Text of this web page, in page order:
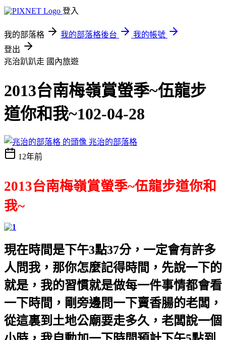
登入
我的部落格 我的部落格後台
我的帳號
登出
兆治趴趴走 國內旅遊
2013台南梅嶺賞螢季~伍龍步
道你和我~102-04-28
兆治的部落格
12年前
2013台南梅嶺賞螢季~伍龍步道你和
我~
現在時間是下午3點37分，一定會有許多
人問我，那你怎麼記得時間，先說一下的
就是，我的習慣就是做每一件事情都會看
一下時間，剛旁邊問一下賣香腸的老闆，
從這裏到土地公廟要走多久，老闆說一個